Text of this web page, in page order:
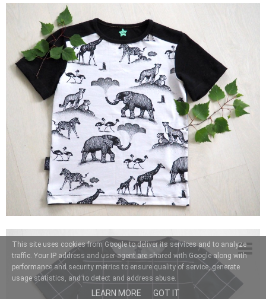
This site uses cookies from Google to deliver its services and to analyze
traffic. Your IP address and user-agent are shared with Google along with
performance and security metrics to ensure quality of service, generate
usage statistics, and to detect and address abuse.
LEARN MORE GOT IT